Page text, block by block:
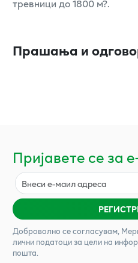
тревници до 1800 м?.
Прашања и
Пријавете се за
Доброволно се согласувам,
лични податоци за цели на
пошта.